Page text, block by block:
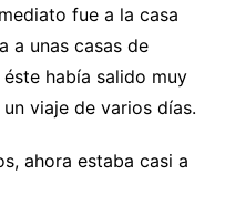
fue a la casa
a unas casas de
había salido muy
viaje de varios días.
ahora estaba casi a